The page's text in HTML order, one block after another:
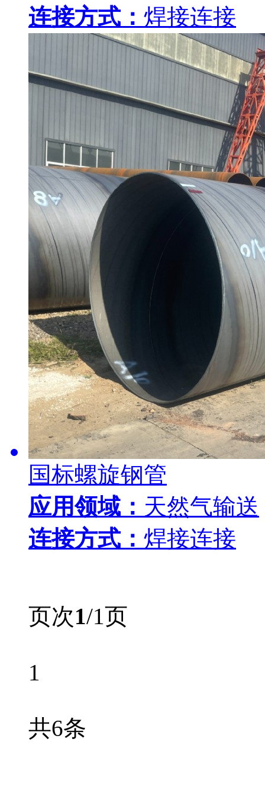
连接方式： 焊接连接
国标螺旋钢管
应用领域： 天然气输送
连接方式： 焊接连接
页次1/1页
1
共6条